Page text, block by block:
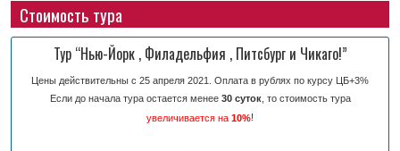
Стоимость тура
Тур “Нью-Йорк , Филадельфия , Питсбург и Чикаго!”
Цены действительны с 25 апреля 2021. Оплата в рублях по курсу ЦБ+3%
Если до начала тура остается менее 30 суток, то стоимость тура
увеличивается на 10%!